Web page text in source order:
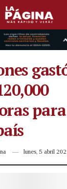
lunes, 5 abril